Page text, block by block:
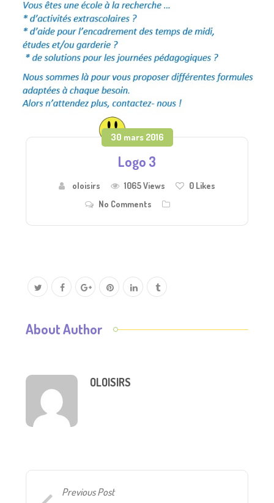
30 mars 2016
Logo 3
oloisirs 1065 Views 0 Likes
No Comments
About Author
OLOISIRS
Previous Post